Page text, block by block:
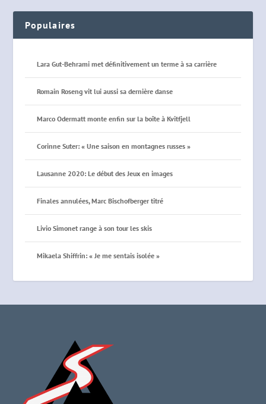
Populaires
Lara Gut-Behrami met définitivement un terme à sa carrière
Romain Roseng vit lui aussi sa dernière danse
Marco Odermatt monte enfin sur la boîte à Kvitfjell
Corinne Suter: « Une saison en montagnes russes »
Lausanne 2020: Le début des Jeux en images
Finales annulées, Marc Bischofberger titré
Livio Simonet range à son tour les skis
Mikaela Shiffrin: « Je me sentais isolée »